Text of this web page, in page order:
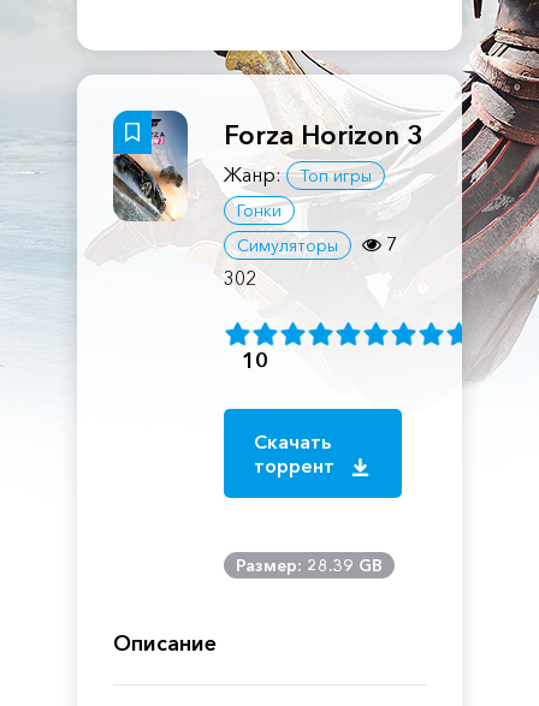
Forza Horizon 3
Жанр:
Топ игры
Гонки
Симуляторы
7
302
10
Скачать
торрент
Размер: 28.39 GB
Описание